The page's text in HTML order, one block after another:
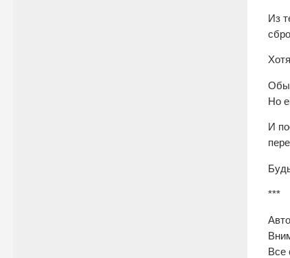
Из
Но
И
***
Все